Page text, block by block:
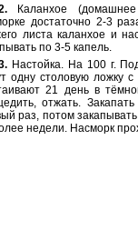
Каланхое
достаточно 2-3
листа каланхое и
по 3-5 капель.
Настойка. На 100 г.
одну столовую ложку с
21 день в
отжать.
раз, потом
недели. Насморк